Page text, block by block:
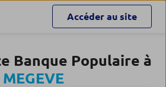
Accéder au site
Banque Populaire à
MEGEVE